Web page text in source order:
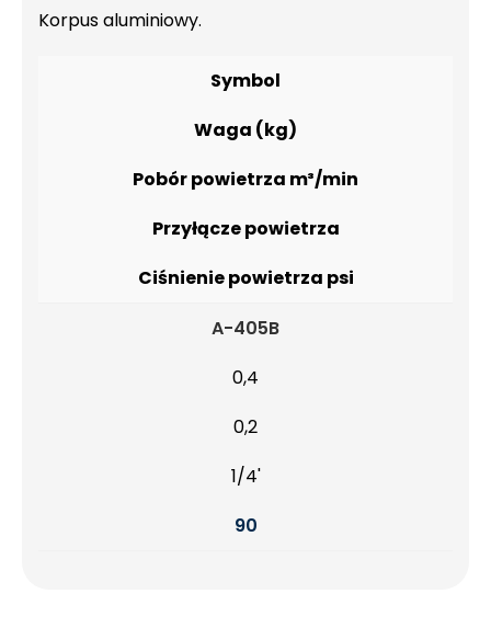
Korpus aluminiowy.
Symbol
Waga (kg)
Pobór powietrza m³/min
Przyłącze powietrza
Ciśnienie powietrza psi
A-405B
0,4
0,2
1/4'
90